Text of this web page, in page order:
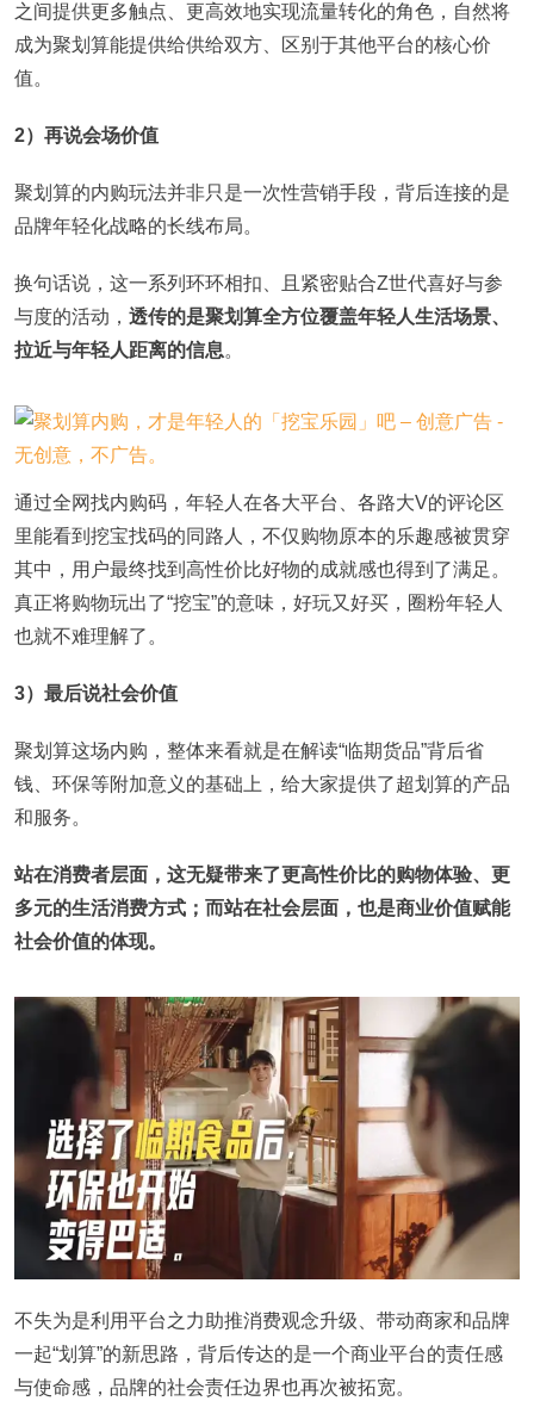
之间提供更多触点、更高效地实现流量转化的角色，自然将
成为聚划算能提供给供给双方、区别于其他平台的核心价
值。
2）再说会场价值
聚划算的内购玩法并非只是一次性营销手段，背后连接的是
品牌年轻化战略的长线布局。
换句话说，这一系列环环相扣、且紧密贴合Z世代喜好与参
与度的活动， 透传的是聚划算全方位覆盖年轻人生活场景、
拉近与年轻人距离的信息。
通过全网找内购码，年轻人在各大平台、各路大V的评论区
里能看到挖宝找码的同路人，不仅购物原本的乐趣感被贯穿
其中，用户最终找到高性价比好物的成就感也得到了满足。
真正将购物玩出了“挖宝”的意味，好玩又好买，圈粉年轻人
也就不难理解了。
3）最后说社会价值
聚划算这场内购，整体来看就是在解读“临期货品”背后省
钱、环保等附加意义的基础上，给大家提供了超划算的产品
和服务。
站在消费者层面，这无疑带来了更高性价比的购物体验、更
多元的生活消费方式；而站在社会层面，也是商业价值赋能
社会价值的体现。
不失为是利用平台之力助推消费观念升级、带动商家和品牌
一起“划算”的新思路，背后传达的是一个商业平台的责任感
与使命感，品牌的社会责任边界也再次被拓宽。